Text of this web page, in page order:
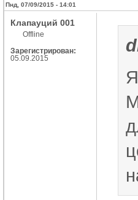
Пнд, 07/09/2015 - 14:01
Клапауций 001
Offline
Зарегистрирован:
05.09.2015